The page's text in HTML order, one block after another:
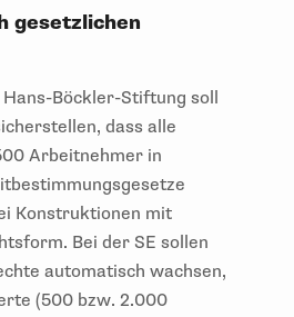
gesetzlichen
Böckler-Stiftung soll
dass alle
Arbeitnehmer in
Konstruktionen mit
Bei der SE sollen
automatisch wachsen,
(500 bzw. 2.000